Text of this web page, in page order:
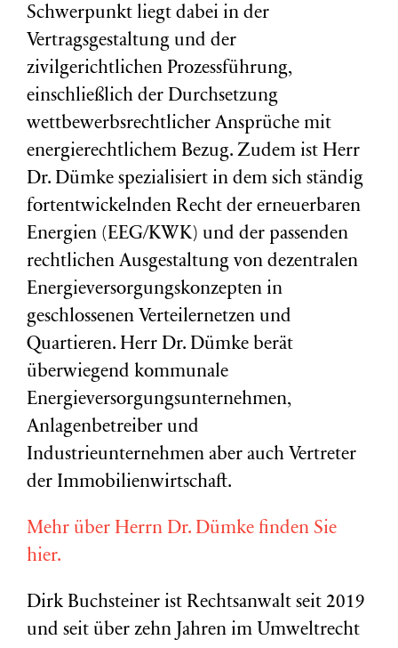
Schwerpunkt liegt dabei in der
Vertragsgestaltung und der
zivilgerichtlichen Prozessführung,
einschließlich der Durchsetzung
wettbewerbsrechtlicher Ansprüche mit
energierechtlichem Bezug. Zudem ist Herr
Dr. Dümke spezialisiert in dem sich ständig
fortentwickelnden Recht der erneuerbaren
Energien (EEG/KWK) und der passenden
rechtlichen Ausgestaltung von dezentralen
Energieversorgungskonzepten in
geschlossenen Verteilernetzen und
Quartieren. Herr Dr. Dümke berät
überwiegend kommunale
Energieversorgungsunternehmen,
Anlagenbetreiber und
Industrieunternehmen aber auch Vertreter
der Immobilienwirtschaft.
Mehr über Herrn Dr. Dümke finden Sie
hier.
Dirk Buchsteiner ist Rechtsanwalt seit 2019
und seit über zehn Jahren im Umweltrecht